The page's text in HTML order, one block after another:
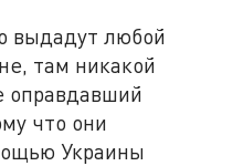
выдадут любой
там никакой
оправдавший
что они
Украины